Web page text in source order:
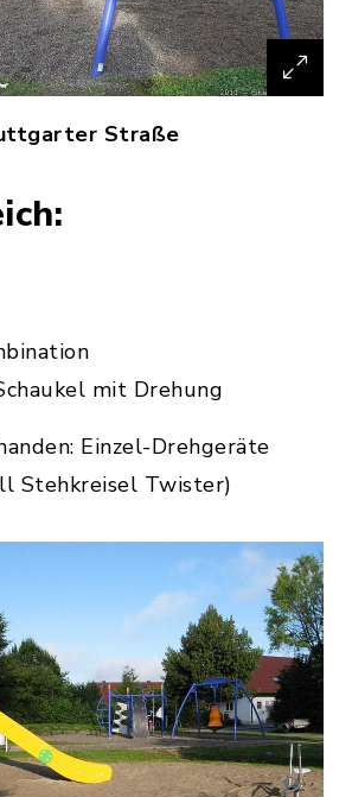
Straße
mit Drehung
Einzel-Drehgeräte
Stehkreisel Twister)